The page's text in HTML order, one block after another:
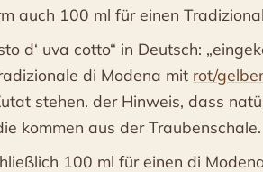
auch 100 ml für einen
d‘ uva cotto“ in Deutsch:
di Modena mit rot/
stehen. der Hinweis, dass
kommen aus der Traubenschale.
100 ml für einen di